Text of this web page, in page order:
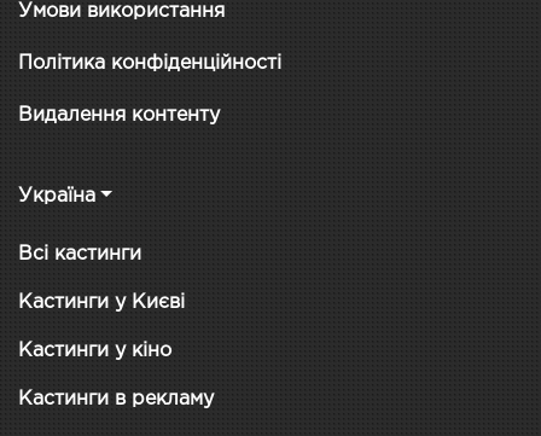
Умови використання
Політика конфіденційності
Видалення контенту
Україна
Всі кастинги
Кастинги у Києві
Кастинги у кіно
Кастинги в рекламу